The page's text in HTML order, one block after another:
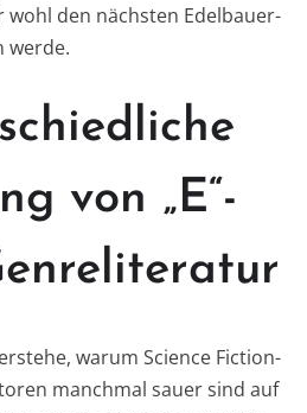
wohl den nächsten Edelbauer-
werde.
von „E“-
warum Science Fiction-
manchmal sauer sind auf